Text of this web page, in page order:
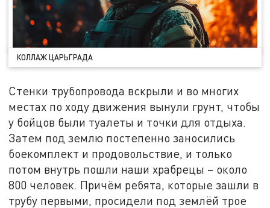
КОЛЛАЖ ЦАРЬГРАДА
Стенки трубопровода вскрыли и во многих
местах по ходу движения вынули грунт, чтобы
у бойцов были туалеты и точки для отдыха.
Затем под землю постепенно заносились
боекомплект и продовольствие, и только
потом внутрь пошли наши храбрецы – около
800 человек. Причём ребята, которые зашли в
трубу первыми, просидели под землёй трое